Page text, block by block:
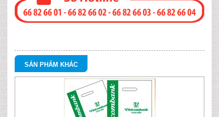
SẢN PHẨM KHÁC